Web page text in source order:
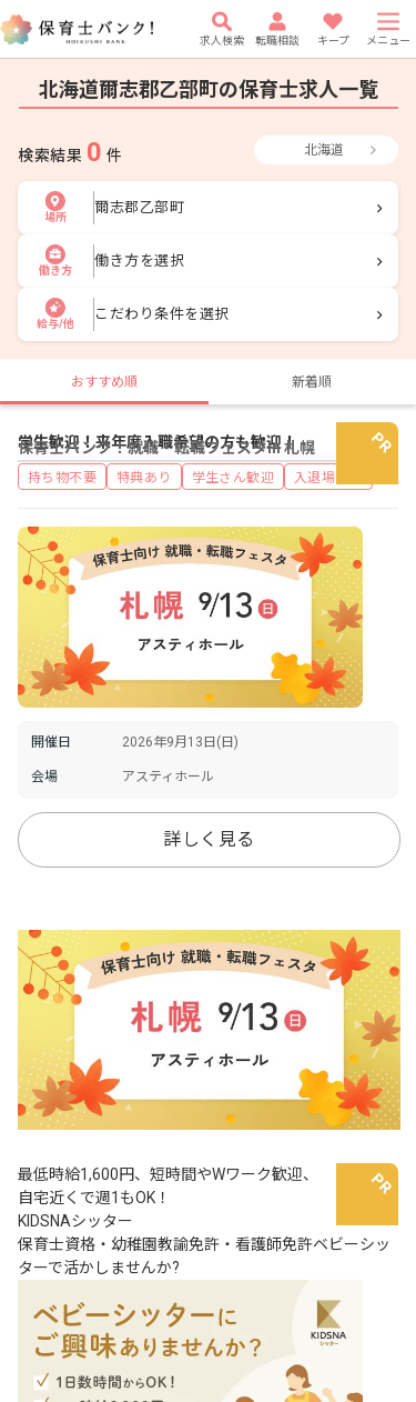
求人検索 転職相談 キープ メニュー
北海道爾志郡乙部町の保育士求人一覧
検索結果 0 件 北海道
場所
爾志郡乙部町
働き方
働き方を選択
給与/他
こだわり条件を選択
おすすめ順 新着順
保育士バンク！就職・転職フェスタin 札幌
学生歓迎！来年度入職希望の方も歓迎！
持ち物不要 特典あり 学生さん歓迎 入退場自由
開催日 2026年9月13日(日)
会場 アスティホール
詳しく見る
最低時給1,600円、短時間やWワーク歓迎、
自宅近くで週1もOK！
KIDSNAシッター
保育士資格・幼稚園教諭免許・看護師免許ベビーシッ
ターで活かしませんか?